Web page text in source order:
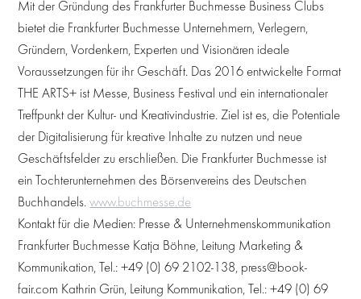
Mit der Gründung des Frankfurter Buchmesse Business Clubs
bietet die Frankfurter Buchmesse Unternehmern, Verlegern,
Gründern, Vordenkern, Experten und Visionären ideale
Voraussetzungen für ihr Geschäft. Das 2016 entwickelte Format
THE ARTS+ ist Messe, Business Festival und ein internationaler
Treffpunkt der Kultur- und Kreativindustrie. Ziel ist es, die Potentiale
der Digitalisierung für kreative Inhalte zu nutzen und neue
Geschäftsfelder zu erschließen. Die Frankfurter Buchmesse ist
ein Tochterunternehmen des Börsenvereins des Deutschen
Buchhandels.www.buchmesse.de
Kontakt für die Medien: Presse & Unternehmenskommunikation
Frankfurter Buchmesse Katja Böhne, Leitung Marketing &
Kommunikation, Tel.: +49 (0) 69 2102-138, press@book-
fair.com Kathrin Grün, Leitung Kommunikation, Tel.: +49 (0) 69